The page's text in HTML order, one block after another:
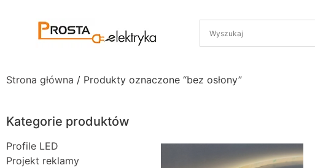
Strona główna / Produkty oznaczone “bez osłony”
Kategorie produktów
Profile LED
Projekt reklamy